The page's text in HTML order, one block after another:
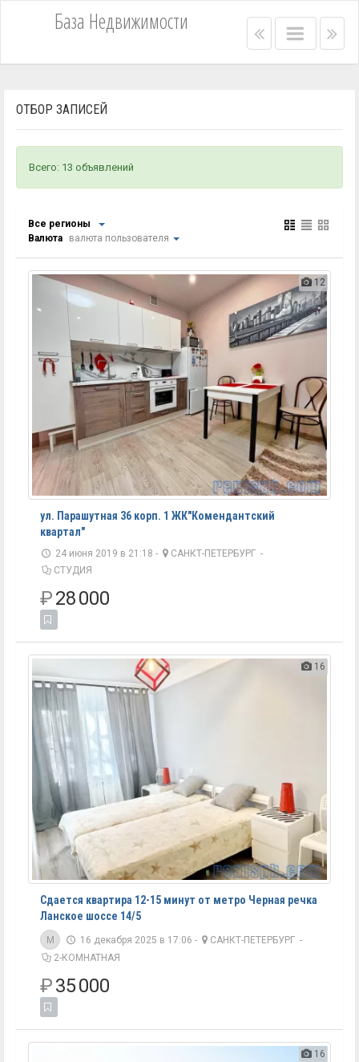
База Недвижимости Left
bar
Main
menu
Right
menu
bar
ОТБОР ЗАПИСЕЙ
Всего: 13 объявлений
Все регионы
Валюта
валюта пользователя
12
ул. Парашутная 36 корп. 1 ЖК"Комендантский
квартал"
24 июня 2019 в 21:18 - САНКТ-ПЕТЕРБУРГ -
СТУДИЯ
₽28 000
16
Сдается квартира 12-15 минут от метро Черная речка
Ланское шоссе 14/5
M 16 декабря 2025 в 17:06 - САНКТ-ПЕТЕРБУРГ -
2-КОМНАТНАЯ
₽35 000
16